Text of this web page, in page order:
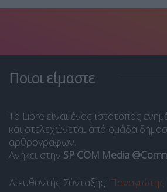
Ποιοι είμαστε
Το Libre είναι ένας ιστότοπος
και στελεχώνεται από ομάδα
αρθρογράφων.
Ανήκει στην SP COM Media
Διευθυντής Σύνταξης: Παναγιώτης